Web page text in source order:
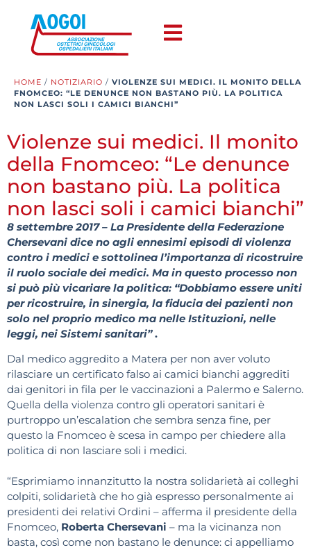
HOME / NOTIZIARIO / VIOLENZE SUI MEDICI. IL MONITO DELLA
FNOMCEO: “LE DENUNCE NON BASTANO PIÙ. LA POLITICA
NON LASCI SOLI I CAMICI BIANCHI”
Violenze sui medici. Il monito
della Fnomceo: “Le denunce
non bastano più. La politica
non lasci soli i camici bianchi”
8 settembre 2017 – La Presidente della Federazione
Chersevani dice no agli ennesimi episodi di violenza
contro i medici e sottolinea l’importanza di ricostruire
il ruolo sociale dei medici. Ma in questo processo non
si può più vicariare la politica: “Dobbiamo essere uniti
per ricostruire, in sinergia, la fiducia dei pazienti non
solo nel proprio medico ma nelle Istituzioni, nelle
leggi, nei Sistemi sanitari”.
Dal medico aggredito a Matera per non aver voluto
rilasciare un certificato falso ai camici bianchi aggrediti
dai genitori in fila per le vaccinazioni a Palermo e Salerno.
Quella della violenza contro gli operatori sanitari è
purtroppo un’escalation che sembra senza fine, per
questo la Fnomceo è scesa in campo per chiedere alla
politica di non lasciare soli i medici.
“Esprimiamo innanzitutto la nostra solidarietà ai colleghi
colpiti, solidarietà che ho già espresso personalmente ai
presidenti dei relativi Ordini – afferma il presidente della
Fnomceo, Roberta Chersevani – ma la vicinanza non
basta, così come non bastano le denunce: ci appelliamo